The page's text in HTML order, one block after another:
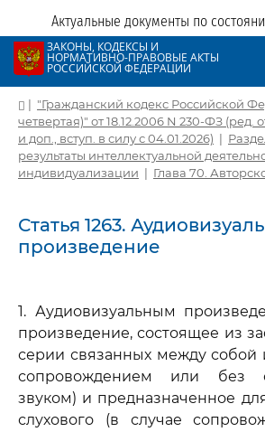
Актуальные документы по
ЗАКОНЫ, КОДЕКСЫ И
НОРМАТИВНО-ПРАВОВЫЕ АКТЫ
РОССИЙСКОЙ ФЕДЕРАЦИИ
| "Гражданский кодекс Российской
четвертая)" от 18.12.2006 N 230-ФЗ (ред.
и доп., вступ. в силу с 04.01.2026) |
результаты интеллектуальной
индивидуализации | Глава 70.
Статья 1263.
произведение
1. Аудиовизуальным
произведение, состоящее из
серии связанных между собой
сопровождением или без
звуком) и предназначенное
слухового (в случае